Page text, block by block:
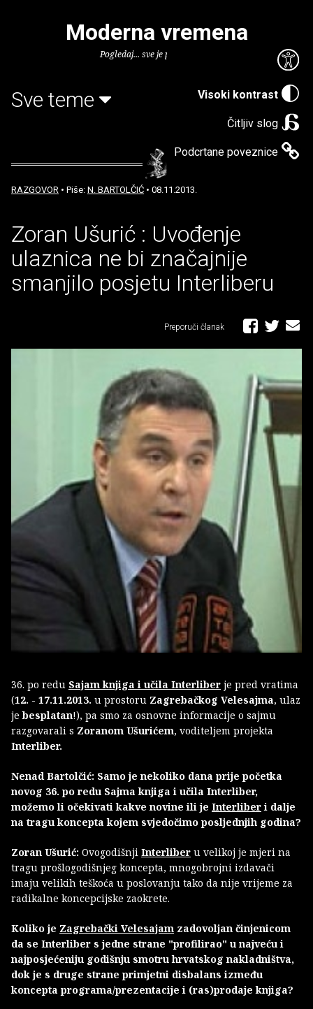
Visoki kontrast
Čitljiv slog
Podcrtane poveznice
Moderna vremena
Pogledaj... sve je puno knjiga.
Sve teme
RAZGOVOR • Piše: N. BARTOLČIĆ • 08.11.2013.
Zoran Ušurić : Uvođenje
ulaznica ne bi značajnije
smanjilo posjetu Interliberu
Preporuči članak
36. po redu Sajam knjiga i učila Interliber je pred vratima
(12. - 17.11.2013. u prostoru Zagrebačkog Velesajma, ulaz
jebesplatan!), pa smo za osnovne informacije o sajmu
razgovarali s Zoranom Ušurićem, voditeljem projekta
Interliber.
Nenad Bartolčić: Samo je nekoliko dana prije početka
novog 36. po redu Sajma knjiga i učila Interliber,
možemo li očekivati kakve novine ili je Interliberi dalje
na tragu koncepta kojem svjedočimo posljednjih godina?
Zoran Ušurić: Ovogodišnji Interliber u velikoj je mjeri na
tragu prošlogodišnjeg koncepta, mnogobrojni izdavači
imaju velikih teškoća u poslovanju tako da nije vrijeme za
radikalne koncepcijske zaokrete.
Koliko je Zagrebački Velesajam zadovoljan činjenicom
da se Interliber s jedne strane "profilirao" u najveću i
najposjećeniju godišnju smotru hrvatskog nakladništva,
dok je s druge strane primjetni disbalans između
koncepta programa/prezentacije i (ras)prodaje knjiga?